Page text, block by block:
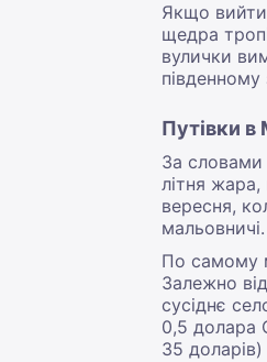
Якщо вийти
щедра
вулички
південному
Путівки
За
літня
вересня,
мальовничі.
По самому
Залежно
сусіднє
0,5 долара
35